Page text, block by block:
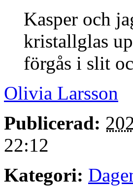
Kasper och
kristallglas
förgås i slit
Olivia Larsson
Publicerad:
22:12
Kategori: